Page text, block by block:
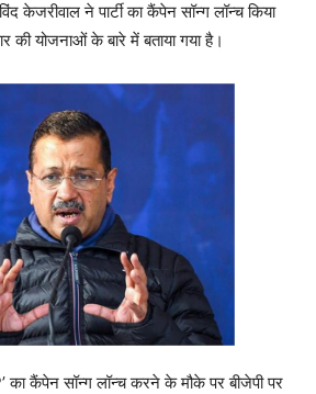
केजरीवाल ने पार्टी का कैंपेन सॉन्ग लॉन्च किया
की योजनाओं के बारे में बताया गया है।
का कैंपेन सॉन्ग लॉन्च करने के मौके पर बीजेपी पर